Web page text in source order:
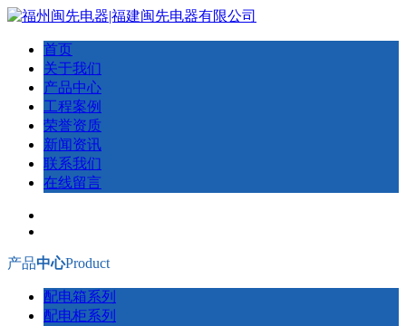
首页
关于我们
产品中心
工程案例
荣誉资质
新闻资讯
联系我们
在线留言
产品中心Product
配电箱系列
配电柜系列